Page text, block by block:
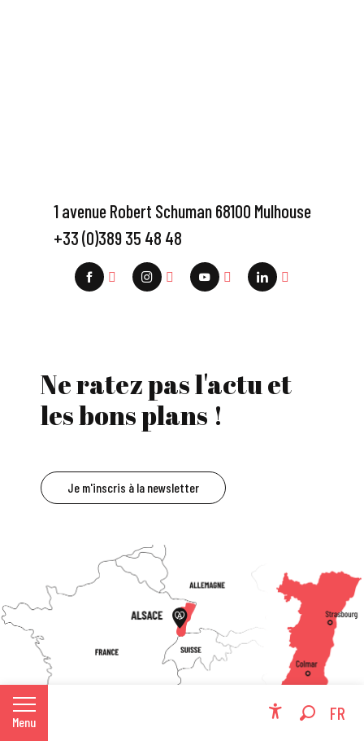
Menu FR
EN
1 avenue Robert Schuman 68100 Mulhouse
+33 (0)389 35 48 48
Ne ratez pas l'actu et
les bons plans !
Je m'inscris à la newsletter